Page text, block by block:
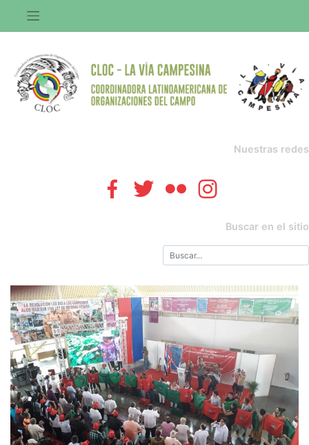
contenido
Nuestras redes
Buscar en el sitio